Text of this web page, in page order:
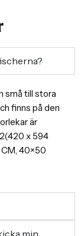
små till stora
finns på den
är
x 594
CM, 40×50